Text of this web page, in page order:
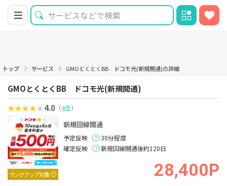
トップ サービス GMOとくとくBB ドコモ光(新規開通)の詳細
GMOとくとくBB ドコモ光(新規開通)
4.0 （4件）
ランクアップ対象
新規回線開通
予定反映
30分程度
確定反映
新規回線開通後約120日
28,400P